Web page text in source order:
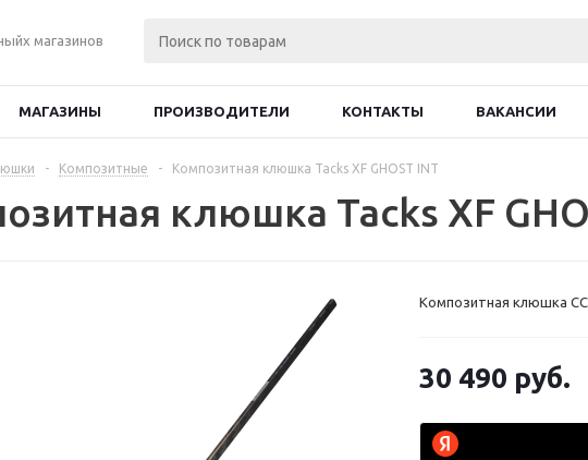
магазинов
МАГАЗИНЫ ПРОИЗВОДИТЕЛИ КОНТАКТЫ ВАКАНСИИ
- Композитные - Композитная клюшка Tacks XF GHOST INT
клюшка Tacks XF
Композитная клюшка
30 490 руб.